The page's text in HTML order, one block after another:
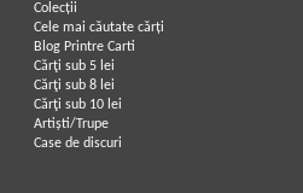
Colecții
Cele mai căutate cărți
Blog Printre Carti
Cărţi sub 5 lei
Cărţi sub 8 lei
Cărţi sub 10 lei
Artiști/Trupe
Case de discuri